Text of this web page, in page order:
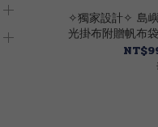
✧獨家設計✧ 島
光掛布附贈帆布
掛